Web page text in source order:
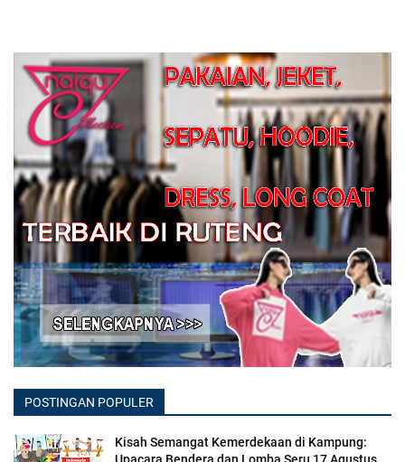
POSTINGAN POPULER
Kisah Semangat Kemerdekaan di Kampung:
Upacara Bendera dan Lomba Seru 17 Agustus